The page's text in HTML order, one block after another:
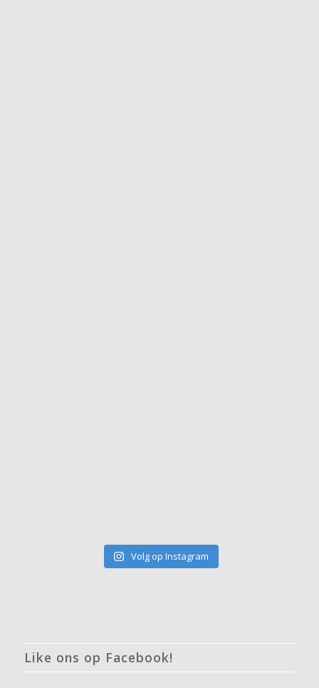
Volg op Instagram
Like ons op Facebook!